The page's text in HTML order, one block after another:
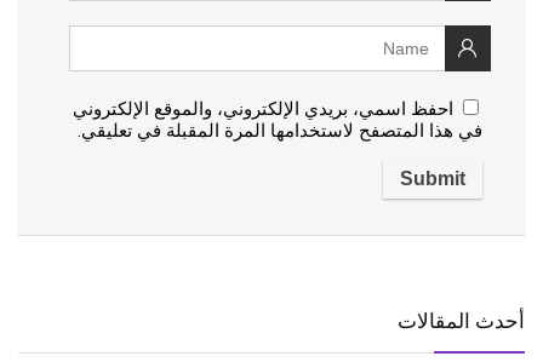
احفظ اسمي، بريدي الإلكتروني، والموقع الإلكتروني
في هذا المتصفح لاستخدامها المرة المقبلة في تعليقي.
أحدث المقالات